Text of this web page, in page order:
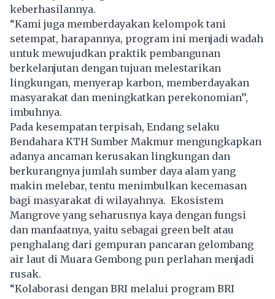
keberhasilannya.
“Kami juga memberdayakan kelompok tani
setempat, harapannya, program ini menjadi wadah
untuk mewujudkan praktik pembangunan
berkelanjutan dengan tujuan melestarikan
lingkungan, menyerap karbon, memberdayakan
masyarakat dan meningkatkan perekonomian’’,
imbuhnya.
Pada kesempatan terpisah, Endang selaku
Bendahara KTH Sumber Makmur mengungkapkan
adanya ancaman kerusakan lingkungan dan
berkurangnya jumlah sumber daya alam yang
makin melebar, tentu menimbulkan kecemasan
bagi masyarakat di wilayahnya. Ekosistem
Mangrove yang seharusnya kaya dengan fungsi
dan manfaatnya, yaitu sebagai green belt atau
penghalang dari gempuran pancaran gelombang
air laut di Muara Gembong pun perlahan menjadi
rusak.
“Kolaborasi dengan BRI melalui program BRI